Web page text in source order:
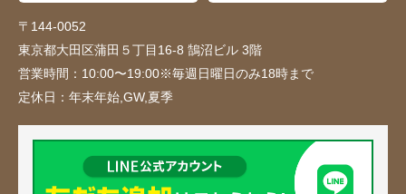
〒144-0052
東京都大田区蒲田５丁目16-8 鵠沼ビル 3階
営業時間： 10:00〜19:00※毎週日曜日のみ18時まで
定休日： 年末年始,GW,夏季